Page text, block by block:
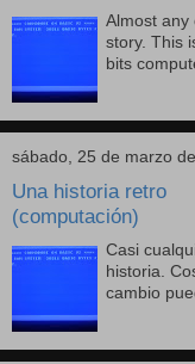
Almost any
story. This
bits
sábado, 25 de marzo
Una historia retro
(computación)
Casi
historia.
cambio